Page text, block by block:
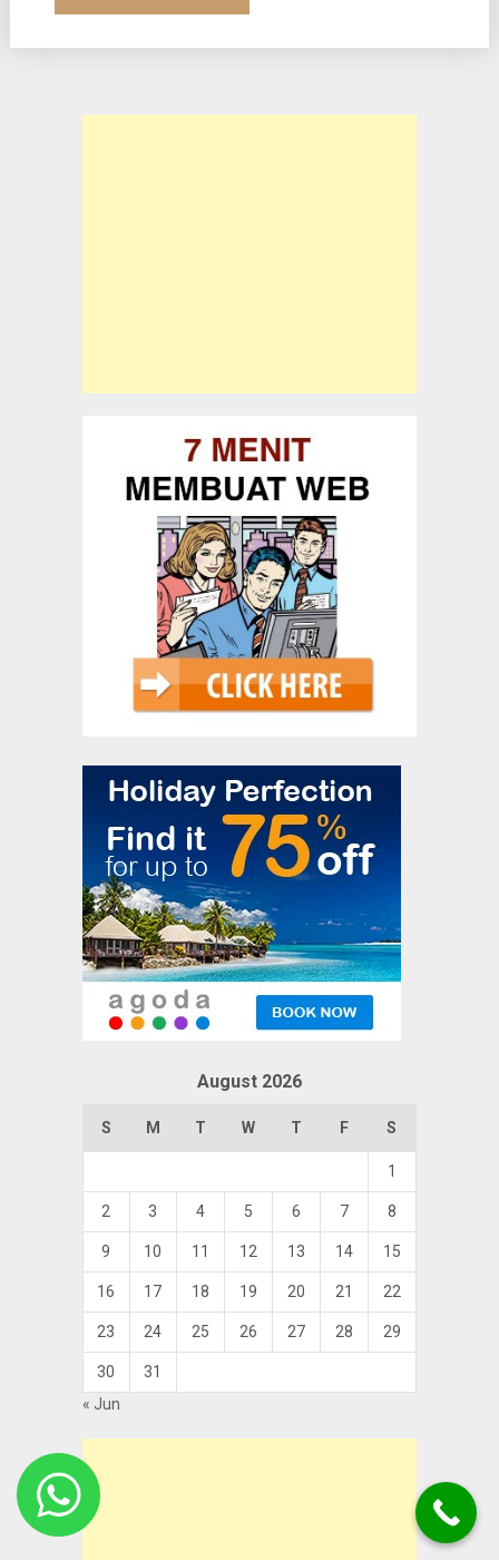
August 2026
S M T W T F S
1
2 3 4 5 6 7 8
9 10 11 12 13 14 15
16 17 18 19 20 21 22
23 24 25 26 27 28 29
30
31
« Jun